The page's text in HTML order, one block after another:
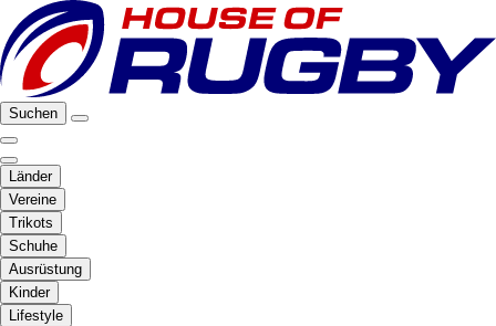
Suchen
Länder
Vereine
Trikots
Schuhe
Ausrüstung
Kinder
Lifestyle